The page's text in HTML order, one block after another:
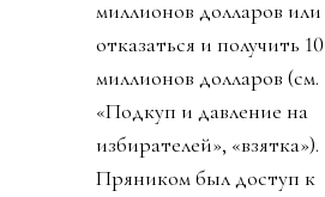
миллионов долларов или
отказаться и получить 10
миллионов долларов (см.
«Подкуп и давление на
избирателей», «взятка»).
Пряником был доступ к